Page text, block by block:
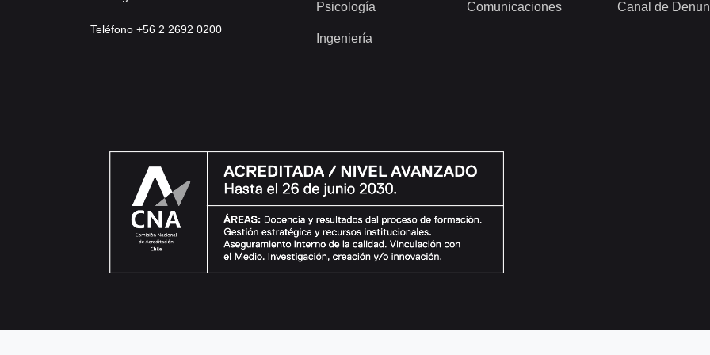
Teléfono +56 2 2692 0200
Psicología
Ingeniería
Comunicaciones Canal de